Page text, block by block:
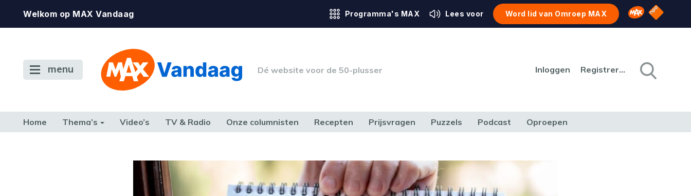
Welkom op MAX Vandaag Programma's MAX Lees voor Word lid van Omroep MAX Omroep MAX
NPO
menu Dé website voor de 50-plusser Inloggen Registreren
Home Thema’s Video’s TV & Radio Onze columnisten Recepten Prijsvragen Puzzels Podcast Oproepen